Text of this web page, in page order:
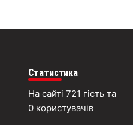
Статистика
На сайті 721 гість та
0 користувачів